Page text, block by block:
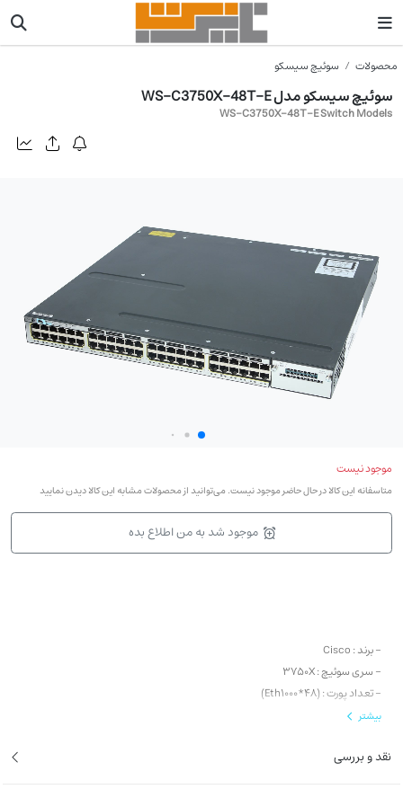
محصولات سوئیچ سیسکو
سوئیچ سیسکو مدل WS-C3750X-48T-E
WS-C3750X-48T-E Switch Models
موجود نیست
متاسفانه این کالا در حال حاضر موجود نیست. می‌توانید از محصولات مشابه این کالا دیدن نمایید
موجود شد به من اطلاع بده
- برند : Cisco
- سری سوئیچ : 3750X
- تعداد پورت : (Eth1000*48)
- نوع آپلینک : ماژولار (Modular 1G / 10G)
- لایه : لایه 3
بیشتر
نقد و بررسی